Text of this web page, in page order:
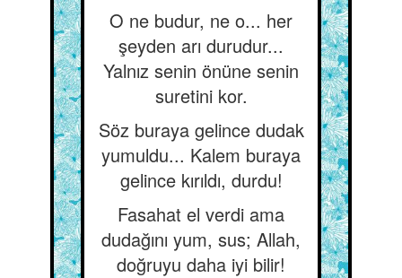
O ne budur, ne o... her
şeyden arı durudur...
Yalnız senin önüne senin
suretini kor.
Söz buraya gelince dudak
yumuldu... Kalem buraya
gelince kırıldı, durdu!
Fasahat el verdi ama
dudağını yum, sus; Allah,
doğruyu daha iyi bilir!